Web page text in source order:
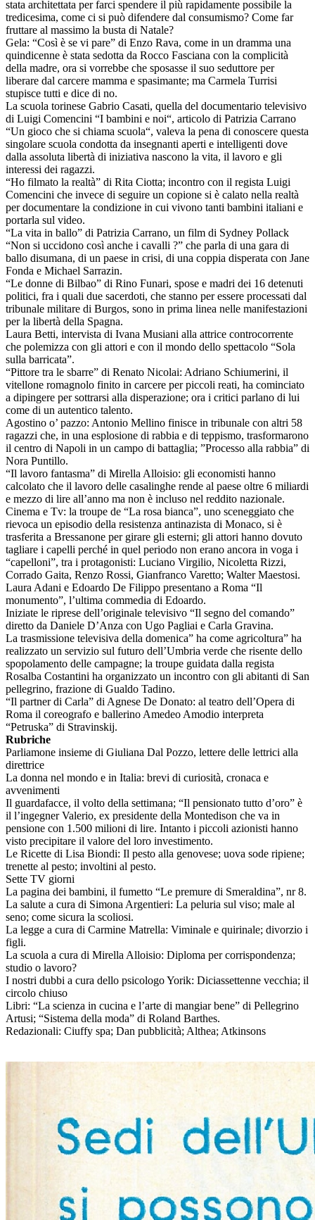
stata architettata per farci spendere il più rapidamente possibile la
tredicesima, come ci si può difendere dal consumismo? Come far
fruttare al massimo la busta di Natale?
Gela: “Così è se vi pare” di Enzo Rava, come in un dramma una
quindicenne è stata sedotta da Rocco Fasciana con la complicità
della madre, ora si vorrebbe che sposasse il suo seduttore per
liberare dal carcere mamma e spasimante; ma Carmela Turrisi
stupisce tutti e dice di no.
La scuola torinese Gabrio Casati, quella del documentario televisivo
di Luigi Comencini “I bambini e noi“, articolo di Patrizia Carrano
“Un gioco che si chiama scuola“, valeva la pena di conoscere questa
singolare scuola condotta da insegnanti aperti e intelligenti dove
dalla assoluta libertà di iniziativa nascono la vita, il lavoro e gli
interessi dei ragazzi.
“Ho filmato la realtà” di Rita Ciotta; incontro con il regista Luigi
Comencini che invece di seguire un copione si è calato nella realtà
per documentare la condizione in cui vivono tanti bambini italiani e
portarla sul video.
“La vita in ballo” di Patrizia Carrano, un film di Sydney Pollack
“Non si uccidono così anche i cavalli ?” che parla di una gara di
ballo disumana, di un paese in crisi, di una coppia disperata con Jane
Fonda e Michael Sarrazin.
“Le donne di Bilbao” di Rino Funari, spose e madri dei 16 detenuti
politici, fra i quali due sacerdoti, che stanno per essere processati dal
tribunale militare di Burgos, sono in prima linea nelle manifestazioni
per la libertà della Spagna.
Laura Betti, intervista di Ivana Musiani alla attrice controcorrente
che polemizza con gli attori e con il mondo dello spettacolo “Sola
sulla barricata”.
“Pittore tra le sbarre” di Renato Nicolai: Adriano Schiumerini, il
vitellone romagnolo finito in carcere per piccoli reati, ha cominciato
a dipingere per sottrarsi alla disperazione; ora i critici parlano di lui
come di un autentico talento.
Agostino o’ pazzo: Antonio Mellino finisce in tribunale con altri 58
ragazzi che, in una esplosione di rabbia e di teppismo, trasformarono
il centro di Napoli in un campo di battaglia; ”Processo alla rabbia” di
Nora Puntillo.
“Il lavoro fantasma” di Mirella Alloisio: gli economisti hanno
calcolato che il lavoro delle casalinghe rende al paese oltre 6 miliardi
e mezzo di lire all’anno ma non è incluso nel reddito nazionale.
Cinema e Tv: la troupe de “La rosa bianca”, uno sceneggiato che
rievoca un episodio della resistenza antinazista di Monaco, si è
trasferita a Bressanone per girare gli esterni; gli attori hanno dovuto
tagliare i capelli perché in quel periodo non erano ancora in voga i
“capelloni”, tra i protagonisti: Luciano Virgilio, Nicoletta Rizzi,
Corrado Gaita, Renzo Rossi, Gianfranco Varetto; Walter Maestosi.
Laura Adani e Edoardo De Filippo presentano a Roma “Il
monumento”, l’ultima commedia di Edoardo.
Iniziate le riprese dell’originale televisivo “Il segno del comando”
diretto da Daniele D’Anza con Ugo Pagliai e Carla Gravina.
La trasmissione televisiva della domenica” ha come agricoltura” ha
realizzato un servizio sul futuro dell’Umbria verde che risente dello
spopolamento delle campagne; la troupe guidata dalla regista
Rosalba Costantini ha organizzato un incontro con gli abitanti di San
pellegrino, frazione di Gualdo Tadino.
“Il partner di Carla” di Agnese De Donato: al teatro dell’Opera di
Roma il coreografo e ballerino Amedeo Amodio interpreta
“Petruska” di Stravinskij.
Rubriche
Parliamone insieme di Giuliana Dal Pozzo, lettere delle lettrici alla
direttrice
La donna nel mondo e in Italia: brevi di curiosità, cronaca e
avvenimenti
Il guardafacce, il volto della settimana; “Il pensionato tutto d’oro” è
il l’ingegner Valerio, ex presidente della Montedison che va in
pensione con 1.500 milioni di lire. Intanto i piccoli azionisti hanno
visto precipitare il valore del loro investimento.
Le Ricette di Lisa Biondi: Il pesto alla genovese; uova sode ripiene;
trenette al pesto; involtini al pesto.
Sette TV giorni
La pagina dei bambini, il fumetto “Le premure di Smeraldina”, nr 8.
La salute a cura di Simona Argentieri: La peluria sul viso; male al
seno; come sicura la scoliosi.
La legge a cura di Carmine Matrella: Viminale e quirinale; divorzio i
figli.
La scuola a cura di Mirella Alloisio: Diploma per corrispondenza;
studio o lavoro?
I nostri dubbi a cura dello psicologo Yorik: Diciassettenne vecchia; il
circolo chiuso
Libri: “La scienza in cucina e l’arte di mangiar bene” di Pellegrino
Artusi; “Sistema della moda” di Roland Barthes.
Redazionali: Ciuffy spa; Dan pubblicità; Althea; Atkinsons